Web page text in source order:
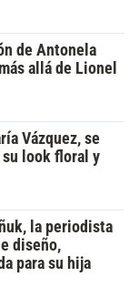
de Antonela
allá de Lionel
Vázquez, se
su look floral y
la periodista
diseño,
para su hija